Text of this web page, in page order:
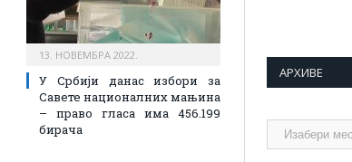
13. НОВЕМБРА 2022.
У Србији данас избори за
Савете националних мањина
– право гласа има 456.199
бирача
АРХИВЕ
Архиве